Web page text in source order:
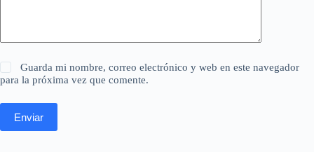
Guarda mi nombre, correo electrónico y web en este navegador
para la próxima vez que comente.
Enviar